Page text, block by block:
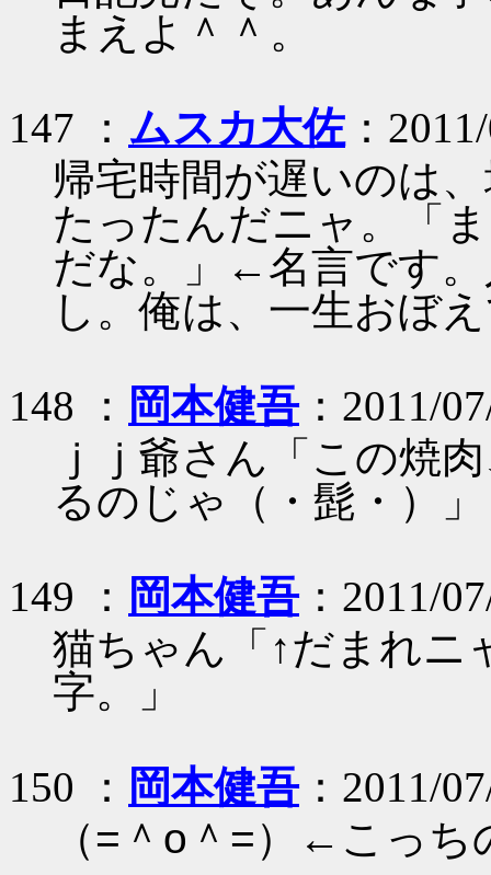
まえよ＾＾。
147 ： ムスカ大佐 ：
帰宅時間が遅いのは
たったんだニャ。「
だな。」←名言です
し。俺は、一生おぼ
148 ： 岡本健吾：2011/
ｊｊ爺さん「この焼
るのじゃ（・髭・）」
149 ： 岡本健吾：2011/
猫ちゃん「↑だまれ
字。」
150 ： 岡本健吾：2011/
（=＾o＾=）←こっ